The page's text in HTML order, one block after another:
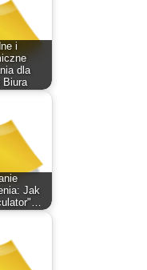
i
dla
Biura
Jak